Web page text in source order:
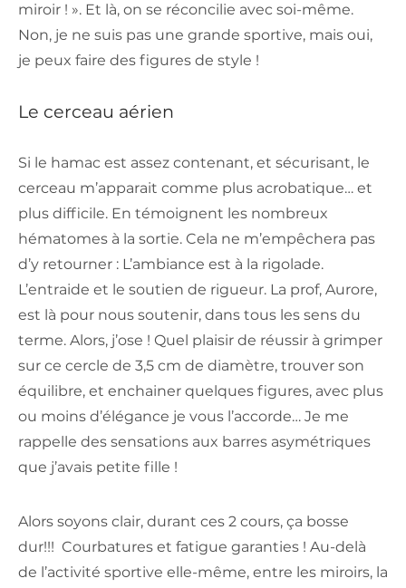
miroir ! ». Et là, on se réconcilie avec soi-même.
Non, je ne suis pas une grande sportive, mais oui,
je peux faire des figures de style !
Le cerceau aérien
Si le hamac est assez contenant, et sécurisant, le
cerceau m’apparait comme plus acrobatique… et
plus difficile. En témoignent les nombreux
hématomes à la sortie. Cela ne m’empêchera pas
d’y retourner : L’ambiance est à la rigolade.
L’entraide et le soutien de rigueur. La prof, Aurore,
est là pour nous soutenir, dans tous les sens du
terme. Alors, j’ose ! Quel plaisir de réussir à grimper
sur ce cercle de 3,5 cm de diamètre, trouver son
équilibre, et enchainer quelques figures, avec plus
ou moins d’élégance je vous l’accorde… Je me
rappelle des sensations aux barres asymétriques
que j’avais petite fille !
Alors soyons clair, durant ces 2 cours, ça bosse
dur!!! Courbatures et fatigue garanties ! Au-delà
de l’activité sportive elle-même, entre les miroirs, la